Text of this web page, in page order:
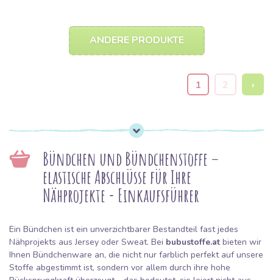
ANDERE PRODUKTE
1 2 ›
Bündchen und Bündchenstoffe –
elastische Abschlüsse für Ihre
Nähprojekte - Einkaufsführer
Ein Bündchen ist ein unverzichtbarer Bestandteil fast jedes
Nähprojekts aus Jersey oder Sweat. Bei bubustoffe.at bieten wir
Ihnen Bündchenware an, die nicht nur farblich perfekt auf unsere
Stoffe abgestimmt ist, sondern vor allem durch ihre hohe